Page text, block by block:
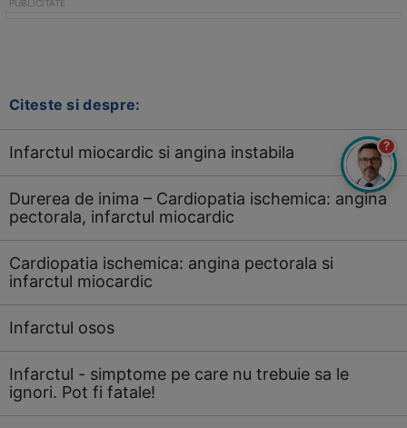
Citeste si despre:
Infarctul miocardic si angina instabila
Durerea de inima – Cardiopatia ischemica: angina
pectorala, infarctul miocardic
Cardiopatia ischemica: angina pectorala si
infarctul miocardic
Infarctul osos
Infarctul - simptome pe care nu trebuie sa le
ignori. Pot fi fatale!
?